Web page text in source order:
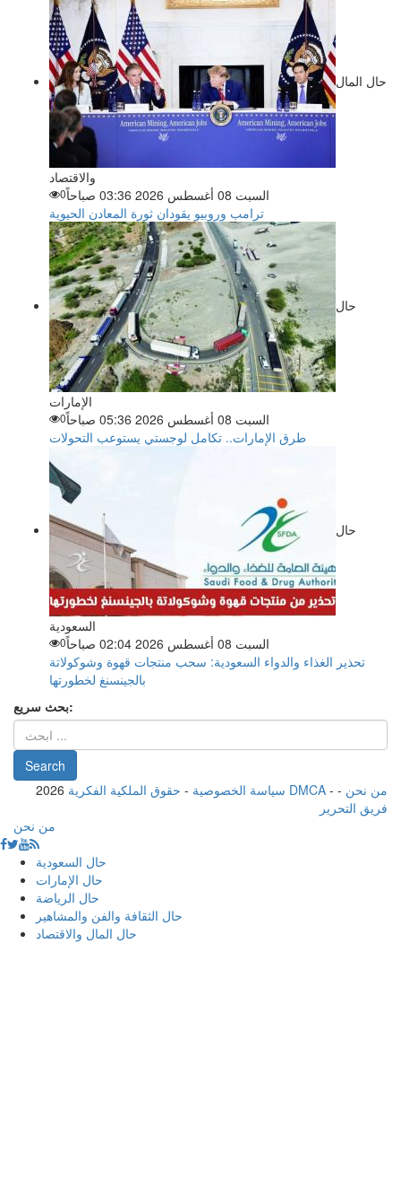
حال المال
والاقتصاد
السبت 08 أغسطس 2026 03:36 صباحاً
0
ترامب وروبيو يقودان ثورة المعادن الحيوية
حال
الإمارات
السبت 08 أغسطس 2026 05:36 صباحاً
0
طرق الإمارات.. تكامل لوجستي يستوعب التحولات
حال
السعودية
السبت 08 أغسطس 2026 02:04 صباحاً
0
تحذير الغذاء والدواء السعودية: سحب منتجات قهوة وشوكولاتة
بالجينسنغ لخطورتها
بحث سريع:
2026 سياسة الخصوصية - حقوق الملكية الفكرية DMCA - من نحن -
فريق التحرير
من نحن
حال السعودية
حال الإمارات
حال الرياضة
حال الثقافة والفن والمشاهير
حال المال والاقتصاد